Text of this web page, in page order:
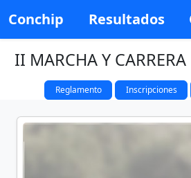
Conchip Resultados
II MARCHA Y
Reglamento Inscripciones